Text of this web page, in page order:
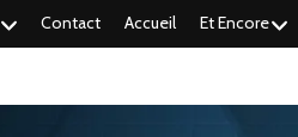
Contact Accueil Et Encore